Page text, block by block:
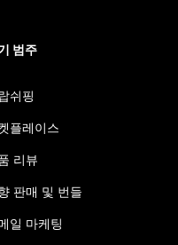
범주
쉬핑
플레이스
리뷰
판매 및 번들
일 마케팅